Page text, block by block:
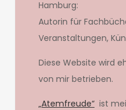
Hamburg:
Autorin für
Veranstaltungen,
Diese Website wird
von mir betrieben.
„Atemfreude“ ist